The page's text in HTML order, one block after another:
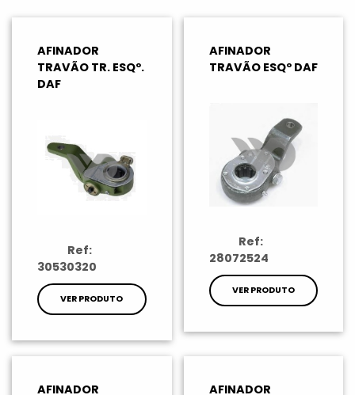
AFINADOR
TRAVÃO TR. ESQº.
DAF
Ref:
30530320
VER PRODUTO
AFINADOR
TRAVÃO ESQº DAF
Ref:
28072524
VER PRODUTO
AFINADOR
AFINADOR